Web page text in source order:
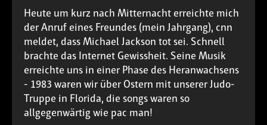
Heute um kurz nach Mitternacht erreichte mich
der Anruf eines Freundes (mein Jahrgang), cnn
meldet, dass Michael Jackson tot sei. Schnell
brachte das Internet Gewissheit. Seine Musik
erreichte uns in einer Phase des Heranwachsens
- 1983 waren wir über Ostern mit unserer Judo-
Truppe in Florida, die songs waren so
allgegenwärtig wie pac man!